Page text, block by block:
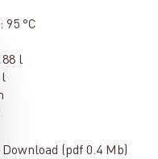
°C
l
l
(pdf 0.4 Mb)